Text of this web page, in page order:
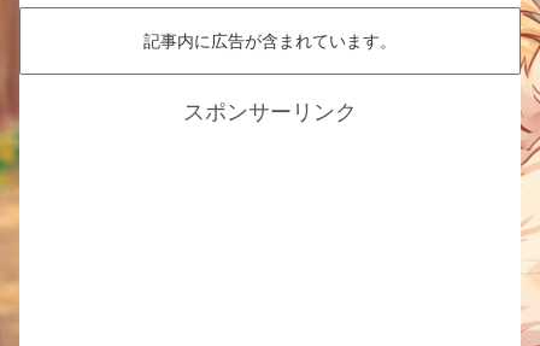
記事内に広告が含まれています。
スポンサーリンク